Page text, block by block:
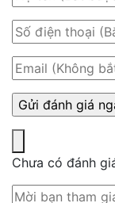
Chưa có đánh